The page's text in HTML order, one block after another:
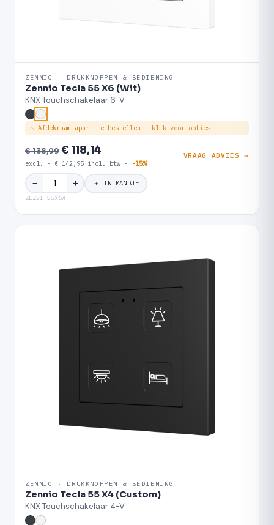
ZENNIO · DRUKKNOPPEN & BEDIENING
Zennio Tecla 55 X6 (Wit)
KNX Touchschakelaar 6-V
⚠ Afdekraam apart te bestellen — klik voor opties
€ 138,99€ 118,14
excl. · € 142,95 incl. btw · -15%
VRAAG ADVIES →
− ＋ ＋ IN MANDJE
ZEZVIT55X6W
ZENNIO · DRUKKNOPPEN & BEDIENING
Zennio Tecla 55 X4 (Custom)
KNX Touchschakelaar 4-V